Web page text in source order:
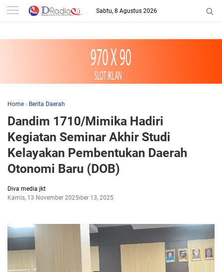
-->
Sabtu, 8 Agustus 2026
Home › Berita Daerah
Dandim 1710/Mimika Hadiri
Kegiatan Seminar Akhir Studi
Kelayakan Pembentukan Daerah
Otonomi Baru (DOB)
Diva media jkt
Kamis, 13 November 2025November 13, 2025